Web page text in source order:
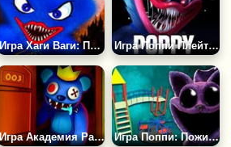
Игра Хаги Ваги: Пазл Старый Добрый Монстр Игра Поппи Плейтайм: Побег от Хаги Ваги
Игра Академия Радужный Путь к Радужному Кубу 3D Игра Поппи: Пожиратель Мод